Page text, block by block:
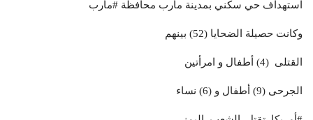
استهداف حي سكني بمدينة مأرب محافظة #مأرب
وكانت حصيلة الضحايا (52) بينهم
القتلى (4) أطفال و امرأتين
الجرحى (9) أطفال و (6) نساء